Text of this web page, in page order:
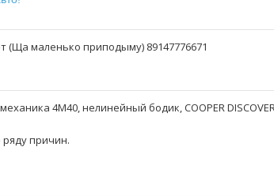
(Ща маленько приподыму) 89147776671
механика 4М40, нелинейный бодик, COOPER
ряду причин.